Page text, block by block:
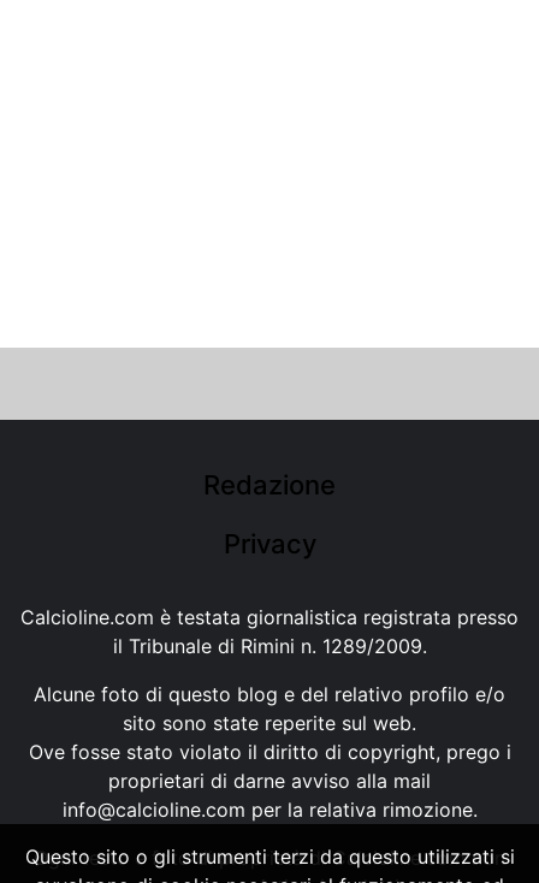
Redazione
Privacy
Calcioline.com è testata giornalistica registrata presso
il Tribunale di Rimini n. 1289/2009.
Alcune foto di questo blog e del relativo profilo e/o
sito sono state reperite sul web.
Ove fosse stato violato il diritto di copyright, prego i
proprietari di darne avviso alla mail
info@calcioline.com per la relativa rimozione.
Ogni testo e foto di proprietà di Calcioline.com non
Questo sito o gli strumenti terzi da questo utilizzati si